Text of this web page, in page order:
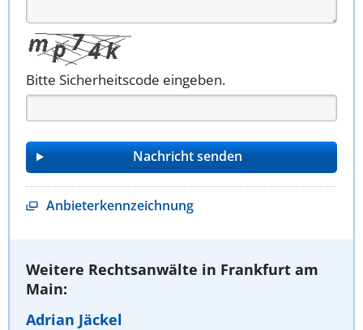
Bitte Sicherheitscode eingeben.
Anbieterkennzeichnung
Weitere Rechtsanwälte in Frankfurt am
Main:
Adrian Jäckel